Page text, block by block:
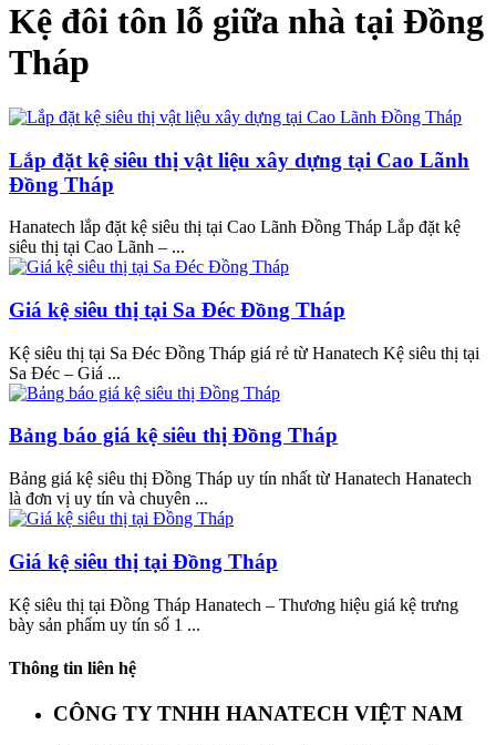
Kệ đôi tôn lỗ giữa nhà tại Đồng
Tháp
Lắp đặt kệ siêu thị vật liệu xây dựng tại Cao Lãnh
Đồng Tháp
Hanatech lắp đặt kệ siêu thị tại Cao Lãnh Đồng Tháp Lắp đặt kệ
siêu thị tại Cao Lãnh – ...
Giá kệ siêu thị tại Sa Đéc Đồng Tháp
Kệ siêu thị tại Sa Đéc Đồng Tháp giá rẻ từ Hanatech Kệ siêu thị tại
Sa Đéc – Giá ...
Bảng báo giá kệ siêu thị Đồng Tháp
Bảng giá kệ siêu thị Đồng Tháp uy tín nhất từ Hanatech Hanatech
là đơn vị uy tín và chuyên ...
Giá kệ siêu thị tại Đồng Tháp
Kệ siêu thị tại Đồng Tháp Hanatech – Thương hiệu giá kệ trưng
bày sản phẩm uy tín số 1 ...
Thông tin liên hệ
CÔNG TY TNHH HANATECH VIỆT NAM